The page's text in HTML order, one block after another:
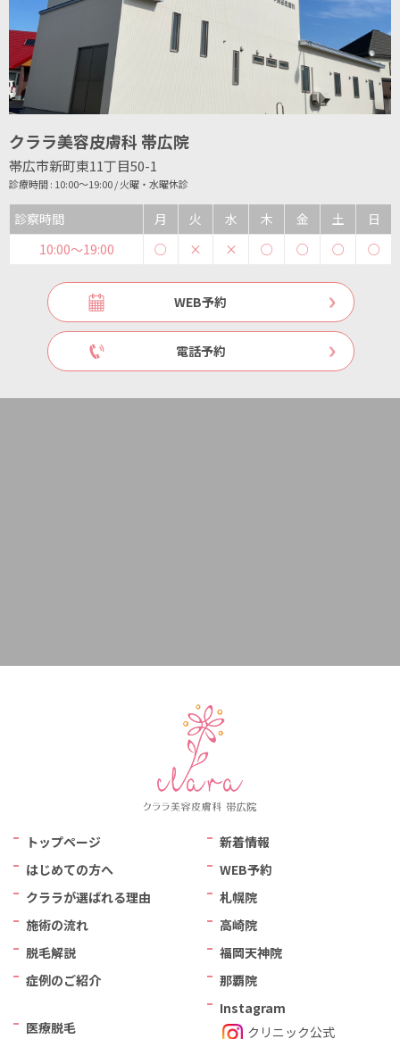
クララ美容皮膚科 帯広院
帯広市新町東11丁目50-1
診療時間 : 10:00～19:00 / 火曜・水曜休診
診察時間 月 火 水 木 金 土
日
10:00〜19:00
○ × × ○ ○ ○ ○
WEB予約
電話予約
トップページ
はじめての方へ
クララが選ばれる理由
施術の流れ
脱毛解説
症例のご紹介
医療脱毛
新着情報
WEB予約
札幌院
高崎院
福岡天神院
那覇院
Instagram
クリニック公式